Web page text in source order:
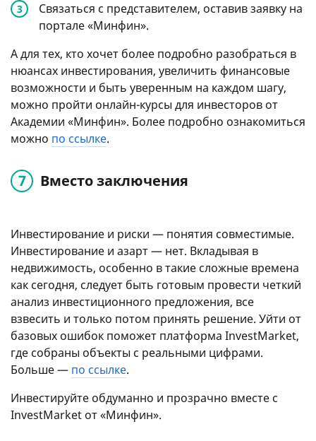
Связаться с представителем, оставив заявку на
портале «Минфин».
А для тех, кто хочет более подробно разобраться в
нюансах инвестирования, увеличить финансовые
возможности и быть уверенным на каждом шагу,
можно пройти онлайн-курсы для инвесторов от
Академии «Минфин». Более подробно ознакомиться
можно по ссылке.
Вместо заключения
Инвестирование и риски — понятия совместимые.
Инвестирование и азарт — нет. Вкладывая в
недвижимость, особенно в такие сложные времена
как сегодня, следует быть готовым провести четкий
анализ инвестиционного предложения, все
взвесить и только потом принять решение. Уйти от
базовых ошибок поможет платформа InvestMarket,
где собраны объекты с реальными цифрами.
Больше — по ссылке.
Инвестируйте обдуманно и прозрачно вместе с
InvestMarket от «Минфин».